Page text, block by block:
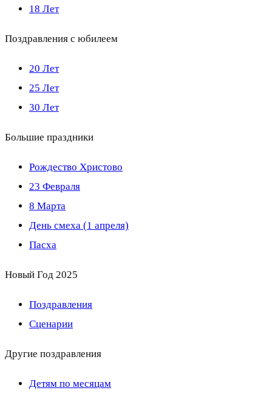
18 Лет
Поздравления с юбилеем
20 Лет
25 Лет
30 Лет
Большие праздники
Рождество Христово
23 Февраля
8 Марта
День смеха (1 апреля)
Пасха
Новый Год 2025
Поздравления
Сценарии
Другие поздравления
Детям по месяцам